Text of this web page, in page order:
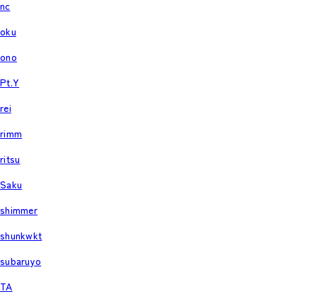
nc
oku
ono
Pt.Y
rei
rimm
ritsu
Saku
shimmer
shunkwkt
subaruyo
TA